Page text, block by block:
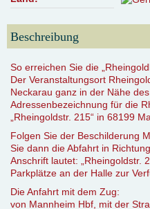
Beschreibung
So erreichen Sie die
Der Veranstaltungsort
Neckarau ganz in der Nähe
Adressenbezeichnung für die
„Rheingoldstr. 215“ in 68199
Folgen Sie der Beschilderung
Sie dann die Abfahrt in
Anschrift lautet: „Rheingoldstr.
Parkplätze an der Halle zur
Die Anfahrt mit dem Zug:
von Mannheim Hbf, mit der